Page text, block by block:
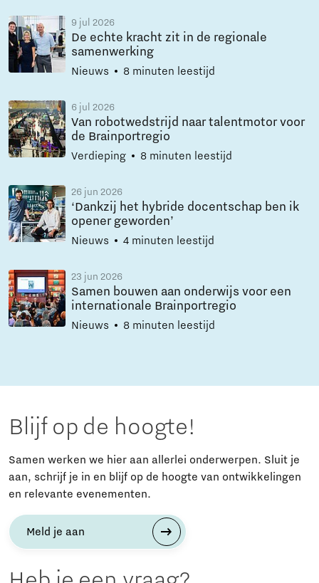
9 jul 2026
De echte kracht zit in de regionale
samenwerking
Nieuws 8 minuten leestijd
6 jul 2026
Van robotwedstrijd naar talentmotor voor
de Brainportregio
Verdieping 8 minuten leestijd
26 jun 2026
‘Dankzij het hybride docentschap ben ik
opener geworden’
Nieuws 4 minuten leestijd
23 jun 2026
Samen bouwen aan onderwijs voor een
internationale Brainportregio
Nieuws 8 minuten leestijd
Blijf op de hoogte!
Samen werken we hier aan allerlei onderwerpen. Sluit je
aan, schrijf je in en blijf op de hoogte van ontwikkelingen
en relevante evenementen.
Meld je aan